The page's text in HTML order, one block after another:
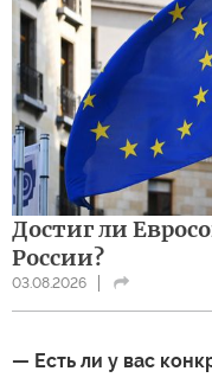
Достиг ли
России?
03.08.2026
— Есть ли у вас